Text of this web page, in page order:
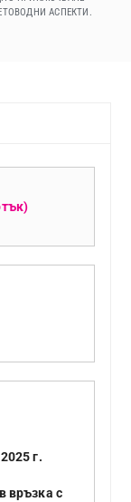
АСПЕКТИ.
г.
връзка с